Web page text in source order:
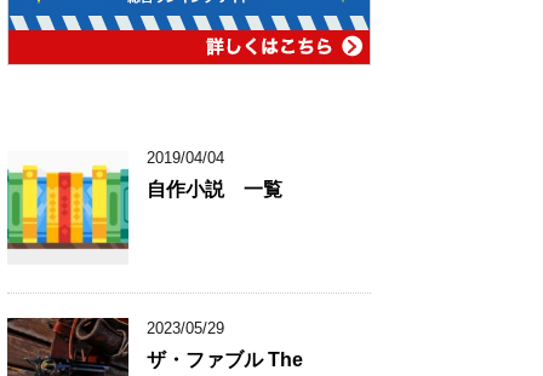
2019/04/04
自作小説 一覧
2023/05/29
ザ・ファブル The